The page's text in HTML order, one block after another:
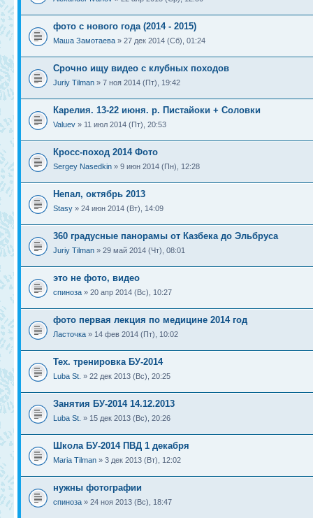
фото с нового года (2014 - 2015)
Маша Замотаева » 27 дек 2014 (Сб), 01:24
Срочно ищу видео с клубных походов
Juriy Tilman » 7 ноя 2014 (Пт), 19:42
Карелия. 13-22 июня. р. Пистайоки + Соловки
Valuev » 11 июл 2014 (Пт), 20:53
Кросс-поход 2014 Фото
Sergey Nasedkin » 9 июн 2014 (Пн), 12:28
Непал, октябрь 2013
Stasy » 24 июн 2014 (Вт), 14:09
360 градусные панорамы от Казбека до Эльбруса
Juriy Tilman » 29 май 2014 (Чт), 08:01
это не фото, видео
спиноза » 20 апр 2014 (Вс), 10:27
фото первая лекция по медицине 2014 год
Ласточка » 14 фев 2014 (Пт), 10:02
Тех. тренировка БУ-2014
Luba St. » 22 дек 2013 (Вс), 20:25
Занятия БУ-2014 14.12.2013
Luba St. » 15 дек 2013 (Вс), 20:26
Школа БУ-2014 ПВД 1 декабря
Maria Tilman » 3 дек 2013 (Вт), 12:02
нужны фотографии
спиноза » 24 ноя 2013 (Вс), 18:47